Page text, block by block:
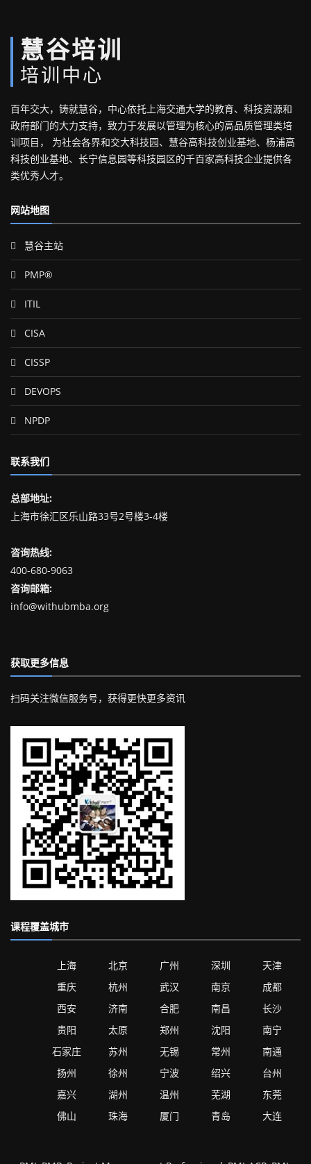
慧谷培训
培训中心
百年交大，铸就慧谷，中心依托上海交通大学的教育、科技资源和
政府部门的大力支持，致力于发展以管理为核心的高品质管理类培
训项目， 为社会各界和交大科技园、慧谷高科技创业基地、杨浦高
科技创业基地、长宁信息园等科技园区的千百家高科技企业提供各
类优秀人才。
网站地图
慧谷主站
PMP®
ITIL
CISA
CISSP
DEVOPS
NPDP
联系我们
总部地址:
上海市徐汇区乐山路33号2号楼3-4楼
咨询热线:
400-680-9063
咨询邮箱:
info@withubmba.org
获取更多信息
扫码关注微信服务号，获得更快更多资讯
课程覆盖城市
上海 北京 广州 深圳
天津
重庆
杭州 武汉 南京
成都
西安
济南 合肥 南昌
长沙
贵阳
太原 郑州 沈阳
南宁
石家庄
苏州 无锡 常州
南通
扬州
徐州 宁波 绍兴
台州
嘉兴
湖州 温州 芜湖
东莞
佛山
珠海 厦门 青岛 大连